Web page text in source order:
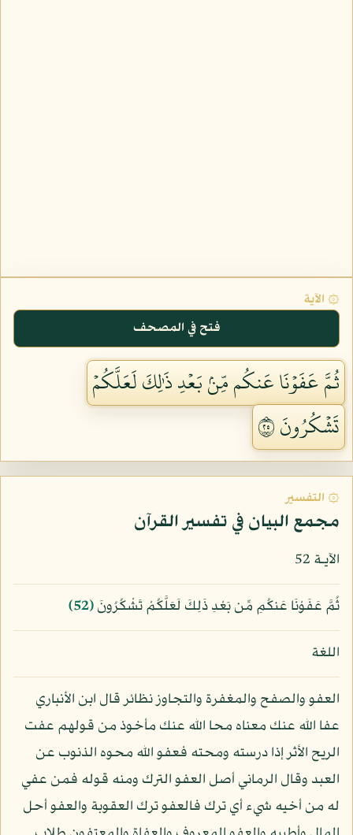
۞ الآية
فتح في المصحف
ثُمَّ عَفَوۡنَا عَنكُم مِّنۢ بَعۡدِ ذَٰلِكَ لَعَلَّكُمۡ
تَشۡكُرُونَ ٥٢
۞ التفسير
مجمع البيان في تفسير القرآن
الآيـة 52
ثُمَّ عَفَوْنَا عَنكُمِ مِّن بَعْدِ ذَلِكَ لَعَلَّكُمْ تَشْكُرُونَ﴿52﴾
اللغة
العفو والصفح والمغفرة والتجاوز نظائر قال ابن الأنباري
عفا الله عنك معناه محا الله عنك مأخوذ من قولهم عفت
الريح الأثر إذا درسته ومحته فعفو الله محوه الذنوب عن
العبد وقال الرماني أصل العفو الترك ومنه قوله فمن عفي
له من أخيه شيء أي ترك فالعفو ترك العقوبة والعفو أحل